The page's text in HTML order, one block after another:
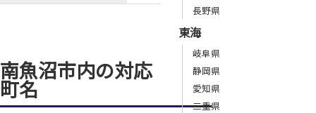
南魚沼市内の対応
町名
長野県
東海
岐阜県
静岡県
愛知県
三重県